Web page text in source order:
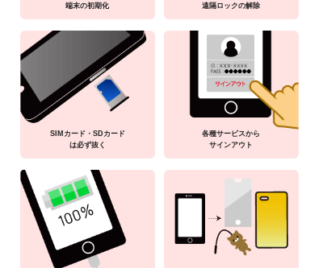
端末の初期化 遠隔ロックの解除
SIMカード・SDカード
は必ず抜く
各種サービスから
サインアウト